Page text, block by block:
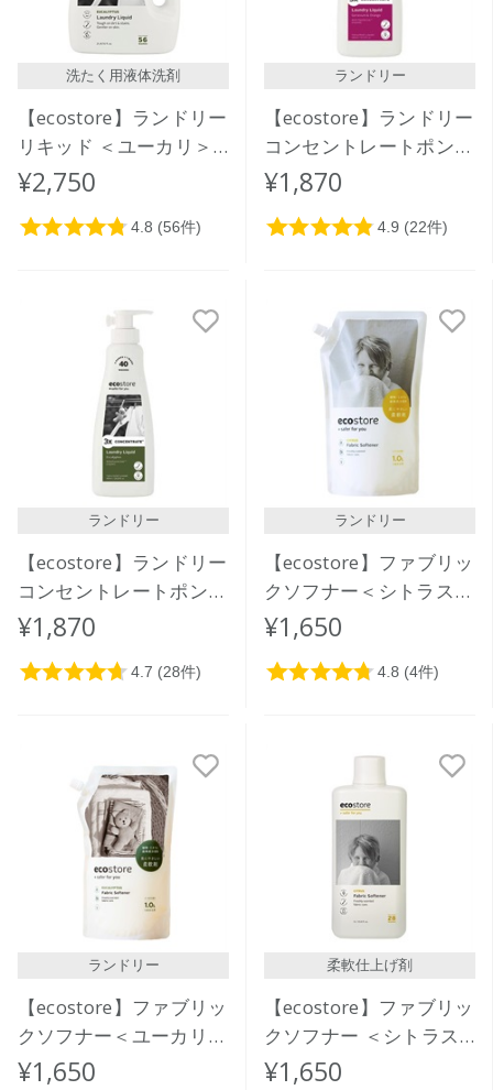
洗たく用液体洗剤
【ecostore】ランドリー
リキッド ＜ユーカリ＞
2L
¥2,750
ランドリー
【ecostore】ランドリー
コンセントレートポンプ
＜ゼラニウム＆オレンジ
＞ 480mL
¥1,870
ランドリー
【ecostore】ランドリー
コンセントレートポンプ
＜ユーカリ＞ 480mL
¥1,870
ランドリー
【ecostore】ファブリッ
クソフナー＜シトラス＞
リフィルパック1L
¥1,650
ランドリー
【ecostore】ファブリッ
クソフナー＜ユーカリ＞
リフィルパック1L
¥1,650
柔軟仕上げ剤
【ecostore】ファブリッ
クソフナー ＜シトラス
＞ 1L
¥1,650